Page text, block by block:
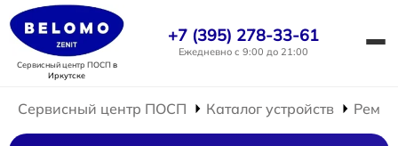
Сервисный центр ПОСПв
Иркутске
+7 (395) 278-33-61
Ежедневно с 9:00 до 21:00
Сервисный центр ПОСП Каталог устройств